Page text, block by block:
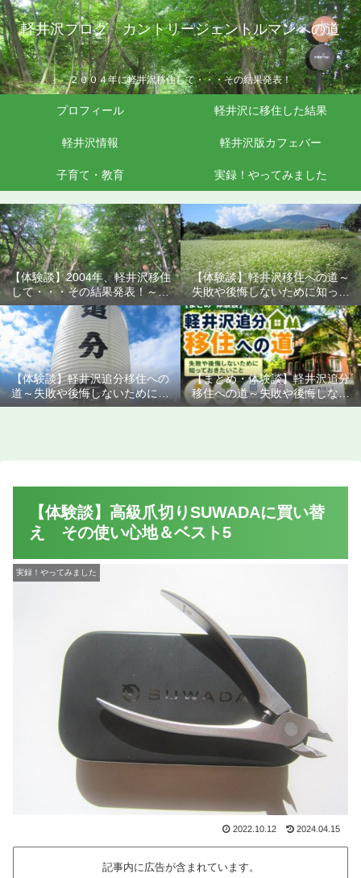
軽井沢ブログ カントリージェントルマンへの道
２００４年に軽井沢移住して・・・その結果発表！
プロフィール 軽井沢に移住した結果
軽井沢情報 軽井沢版カフェバー
子育て・教育 実録！やってみました
【体験談】2004年、軽井沢移住
して・・・その結果発表！～失
敗や後悔しないために知ってお
きたいこと
【体験談】軽井沢移住への道～
失敗や後悔しないために知って
おきたいこと
【体験談】軽井沢追分移住への
道～失敗や後悔しないために知
っておきたいこと
【まとめ・体験談】軽井沢追分
移住への道～失敗や後悔しない
ために知っておきたいこと
【体験談】高級爪切りSUWADAに買い替
え その使い心地＆ベスト5
実録！やってみました
2022.10.12 2024.04.15
記事内に広告が含まれています。